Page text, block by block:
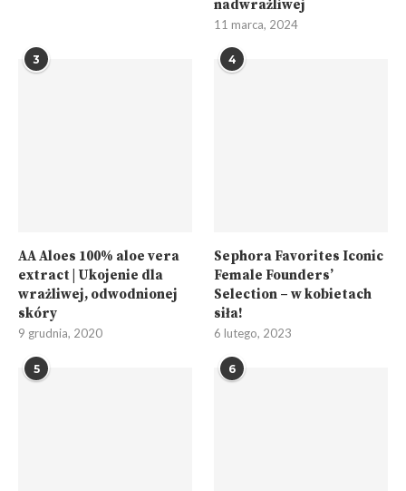
nadwrażliwej
11 marca, 2024
3
AA Aloes 100% aloe vera
extract | Ukojenie dla
wrażliwej, odwodnionej
skóry
9 grudnia, 2020
4
Sephora Favorites Iconic
Female Founders’
Selection – w kobietach
siła!
6 lutego, 2023
5 6